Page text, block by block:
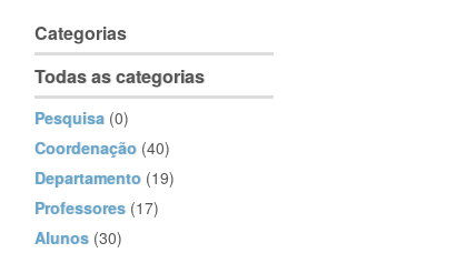
Categorias
Todas as categorias
Pesquisa (0)
Coordenação (40)
Departamento (19)
Professores (17)
Alunos (30)